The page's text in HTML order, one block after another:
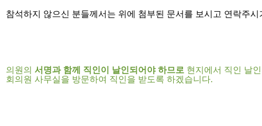
참석하지 않으신 분들께서는 위에 첨부된 문서를 보시고 연락주시
의원의 서명과 함께 직인이 날인되어야 하므로 현지에서 직인 날
회의원 사무실을 방문하여 직인을 받도록 하겠습니다.